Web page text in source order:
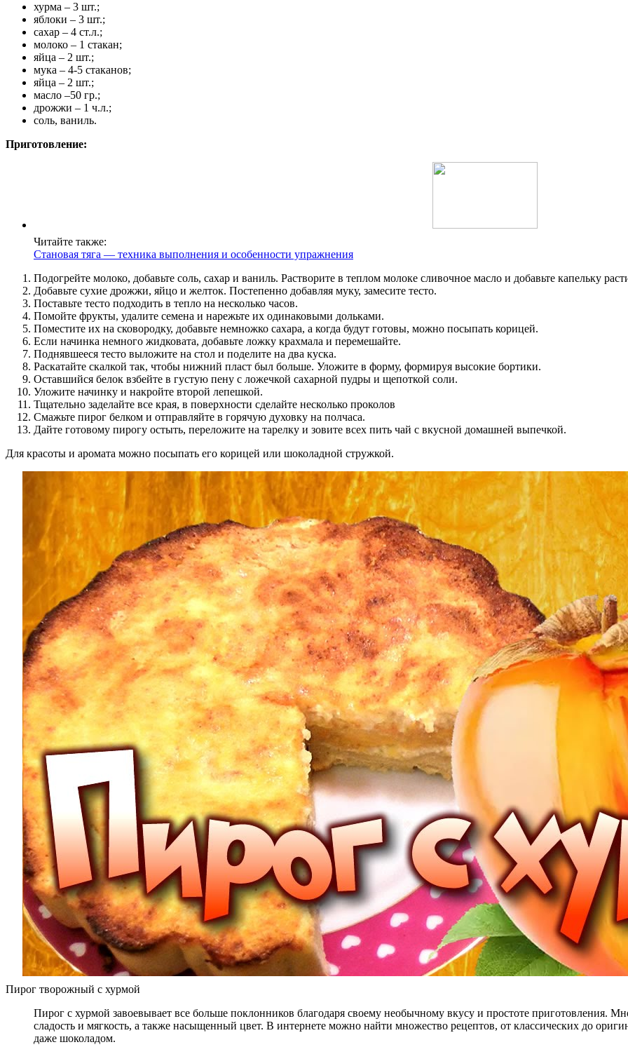
хурма – 3 шт.;
яблоки – 3 шт.;
сахар – 4 ст.л.;
молоко – 1 стакан;
яйца – 2 шт.;
мука – 4-5 стаканов;
яйца – 2 шт.;
масло –50 гр.;
дрожжи – 1 ч.л.;
соль, ваниль.
Приготовление:
Читайте также:
Становая тяга — техника выполнения и особенности упражнения
Подогрейте молоко, добавьте соль, сахар и ваниль. Растворите в теплом молоке сливочное масло и добавьте капельку
Добавьте сухие дрожжи, яйцо и желток. Постепенно добавляя муку, замесите тесто.
Поставьте тесто подходить в тепло на несколько часов.
Помойте фрукты, удалите семена и нарежьте их одинаковыми дольками.
Поместите их на сковородку, добавьте немножко сахара, а когда будут готовы, можно посыпать корицей.
Если начинка немного жидковата, добавьте ложку крахмала и перемешайте.
Поднявшееся тесто выложите на стол и поделите на два куска.
Раскатайте скалкой так, чтобы нижний пласт был больше. Уложите в форму, формируя высокие бортики.
Оставшийся белок взбейте в густую пену с ложечкой сахарной пудры и щепоткой соли.
Уложите начинку и накройте второй лепешкой.
Тщательно заделайте все края, в поверхности сделайте несколько проколов
Смажьте пирог белком и отправляйте в горячую духовку на полчаса.
Дайте готовому пирогу остыть, переложите на тарелку и зовите всех пить чай с вкусной домашней выпечкой.
Для красоты и аромата можно посыпать его корицей или шоколадной стружкой.
Пирог творожный с хурмой
Пирог с хурмой завоевывает все больше поклонников благодаря своему необычному вкусу и простоте приготовления.
сладость и мягкость, а также насыщенный цвет. В интернете можно найти множество рецептов, от классических до
даже шоколадом.